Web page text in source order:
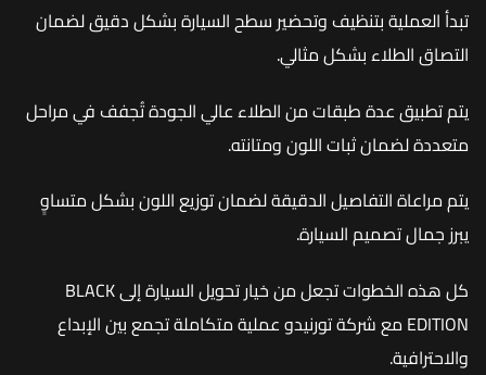
تبدأ العملية بتنظيف وتحضير سطح السيارة بشكل دقيق لضمان
التصاق الطلاء بشكل مثالي.
يتم تطبيق عدة طبقات من الطلاء عالي الجودة تُجفف في مراحل
متعددة لضمان ثبات اللون ومتانته.
يتم مراعاة التفاصيل الدقيقة لضمان توزيع اللون بشكل متساوٍ
يبرز جمال تصميم السيارة.
كل هذه الخطوات تجعل من خيار تحويل السيارة إلى BLACK
EDITION مع شركة تورنيدو عملية متكاملة تجمع بين الإبداع
والاحترافية.